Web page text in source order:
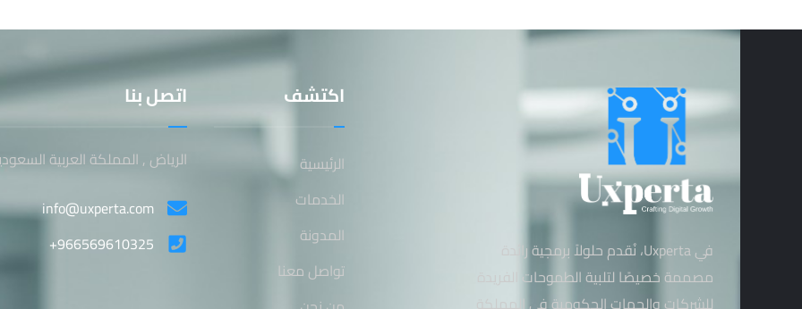
في Uxperta، نُقدم حلولاً برمجية رائدة
مصممة خصيصًا لتلبية الطموحات الفريدة
للشركات والجهات الحكومية في المملكة
اكتشف
الرئيسية
الخدمات
المدونة
تواصل معنا
اتصل بنا
الرياض , المملكة العربية
info@uxperta.com
+966569610325